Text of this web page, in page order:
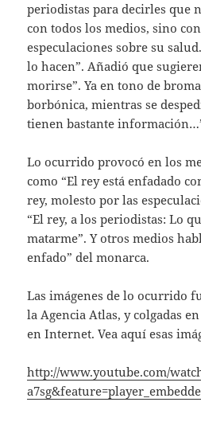
periodistas para decirles que
con todos los medios, sino
especulaciones sobre su
lo hacen”. Añadió que
morirse”. Ya en tono de
borbónica, mientras se
tienen bastante
Lo ocurrido provocó en los
como “El rey está enfadado
rey, molesto por las
“El rey, a los periodistas: Lo
matarme”. Y otros medios
enfado” del monarca.
Las imágenes de lo ocurrido
la Agencia Atlas, y colgadas
en Internet. Vea aquí esas
http://www.youtube.com/